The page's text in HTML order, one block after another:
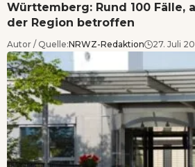
Württemberg: Rund 100 Fälle,
der Region betroffen
Autor / Quelle:NRWZ-Redaktion 27. Juli